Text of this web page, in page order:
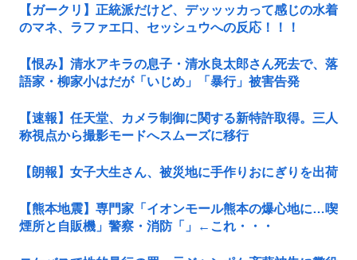
【ガークリ】正統派だけど、デッッッカって感じの水着
のマネ、ラファエ口、セッシュウへの反応！！！
【恨み】清水アキラの息子・清水良太郎さん死去で、落
語家・柳家小はだが「いじめ」「暴行」被害告発
【速報】任天堂、カメラ制御に関する新特許取得。三人
称視点から撮影モードへスムーズに移行
【朗報】女子大生さん、被災地に手作りおにぎりを出荷
【熊本地震】専門家「イオンモール熊本の爆心地に…喫
煙所と自販機」警察・消防「」←これ・・・